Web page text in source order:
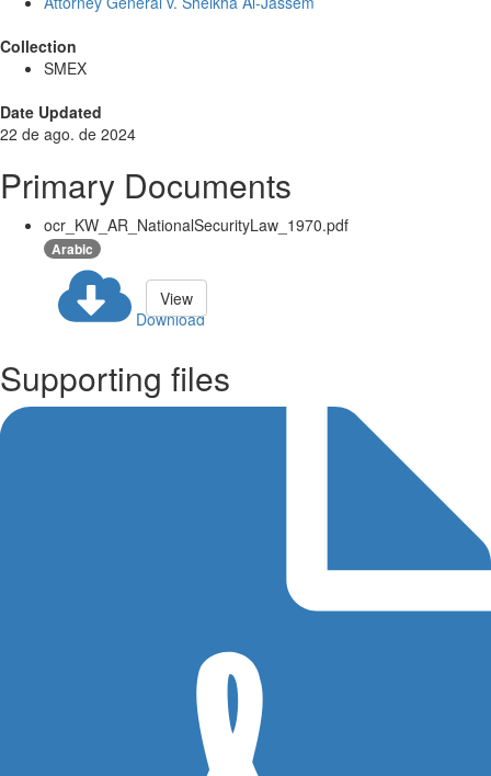
Collection
SMEX
Date Updated
22 de ago. de 2024
Primary Documents
ocr_KW_AR_NationalSecurityLaw_1970.pdf
Arabic
Download
View
Supporting files